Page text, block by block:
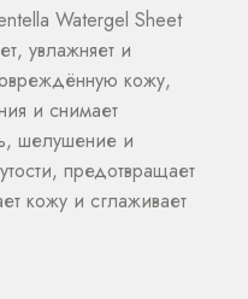
Watergel Sheet
увлажняет и
кожу,
и снимает
шелушение и
предотвращает
кожу и сглаживает